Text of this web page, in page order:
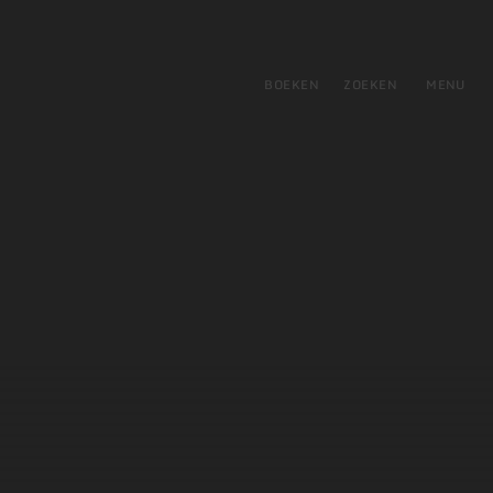
BOEKEN ZOEKEN MENU